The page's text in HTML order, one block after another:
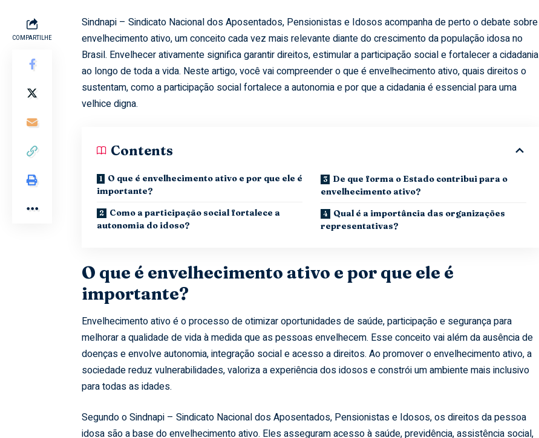
COMPARTILHE
Sindnapi – Sindicato Nacional dos Aposentados, Pensionistas e Idosos acompanha de perto o debate sobre
envelhecimento ativo, um conceito cada vez mais relevante diante do crescimento da população idosa no
Brasil. Envelhecer ativamente significa garantir direitos, estimular a participação social e fortalecer a cidadania
ao longo de toda a vida. Neste artigo, você vai compreender o que é envelhecimento ativo, quais direitos o
sustentam, como a participação social fortalece a autonomia e por que a cidadania é essencial para uma
velhice digna.
Contents
O que é envelhecimento ativo e por que ele é
importante?
Como a participação social fortalece a
autonomia do idoso?
De que forma o Estado contribui para o
envelhecimento ativo?
Qual é a importância das organizações
representativas?
O que é envelhecimento ativo e por que ele é
importante?
Envelhecimento ativo é o processo de otimizar oportunidades de saúde, participação e segurança para
melhorar a qualidade de vida à medida que as pessoas envelhecem. Esse conceito vai além da ausência de
doenças e envolve autonomia, integração social e acesso a direitos. Ao promover o envelhecimento ativo, a
sociedade reduz vulnerabilidades, valoriza a experiência dos idosos e constrói um ambiente mais inclusivo
para todas as idades.
Segundo o Sindnapi – Sindicato Nacional dos Aposentados, Pensionistas e Idosos, os direitos da pessoa
idosa são a base do envelhecimento ativo. Eles asseguram acesso à saúde, previdência, assistência social,